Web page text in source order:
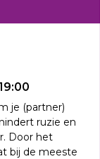
je (partner)
ruzie en
Door het
bij de meeste